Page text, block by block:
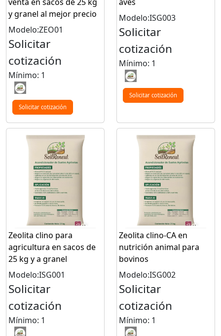
y granel al mejor precio
Modelo:ZEO01
Solicitar
cotización
Mínimo: 1
Solicitar cotización
Modelo:ISG003
Solicitar
cotización
Mínimo: 1
Solicitar cotización
Zeolita clino para
agricultura en sacos de
25 kg y a granel
Modelo:ISG001
Solicitar
cotización
Mínimo: 1
Zeolita clino-CA en
nutrición animal para
bovinos
Modelo:ISG002
Solicitar
cotización
Mínimo: 1